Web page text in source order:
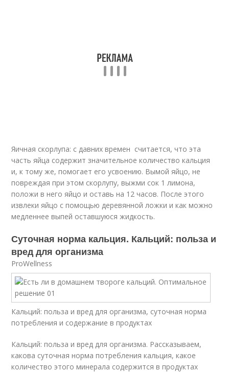
Яичная скорлупа: с давних времен считается, что эта
часть яйца содержит значительное количество кальция
и, к тому же, помогает его усвоению. Вымой яйцо, не
повреждая при этом скорлупу, выжми сок 1 лимона,
положи в него яйцо и оставь на 12 часов. После этого
извлеки яйцо с помощью деревянной ложки и как можно
медленнее выпей оставшуюся жидкость.
Суточная норма кальция. Кальций: польза и
вред для организма
ProWellness
Кальций: польза и вред для организма, суточная норма
потребления и содержание в продуктах
Кальций: польза и вред для организма. Рассказываем,
какова суточная норма потребления кальция, какое
количество этого минерала содержится в продуктах